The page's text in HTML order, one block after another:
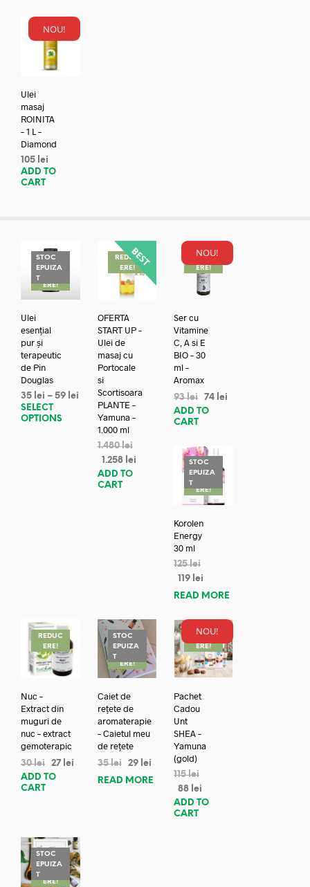
NOU!
Ulei
masaj
ROINITA
– 1 L –
Diamond
105 lei
ADD TO
CART
STOC
EPUIZA
TREDUC
ERE!
Ulei
esențial
pur și
terapeutic
de Pin
Douglas
35 lei – 59 lei
SELECT
OPTIONS
REDUC
ERE!
OFERTA
START UP –
Ulei de
masaj cu
Portocale
si
Scortisoara
PLANTE –
Yamuna –
1.000 ml
1.480lei
1.258 lei
ADD TO
CART
NOU!
REDUC
ERE!
Ser cu
Vitamine
C, A si E
BIO – 30
ml –
Aromax
93lei 74 lei
ADD TO
CART
STOC
EPUIZA
TREDUC
ERE!
Korolen
Energy
30 ml
125lei
119 lei
READ MORE
REDUC
ERE!
Nuc –
Extract din
muguri de
nuc – extract
gemoterapic
30lei 27 lei
ADD TO
CART
STOC
EPUIZA
TREDUC
ERE!
Caiet de
rețete de
aromaterapie
– Caietul meu
de rețete
35lei 29 lei
READ MORE
NOU!
REDUC
ERE!
Pachet
Cadou
Unt
SHEA –
Yamuna
(gold)
115lei
88 lei
ADD TO
CART
STOC
EPUIZA
TREDUC
ERE!